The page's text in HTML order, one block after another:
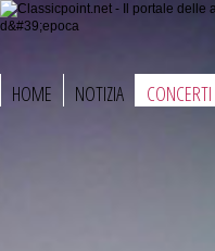
HOME NOTIZIA CONCERTI